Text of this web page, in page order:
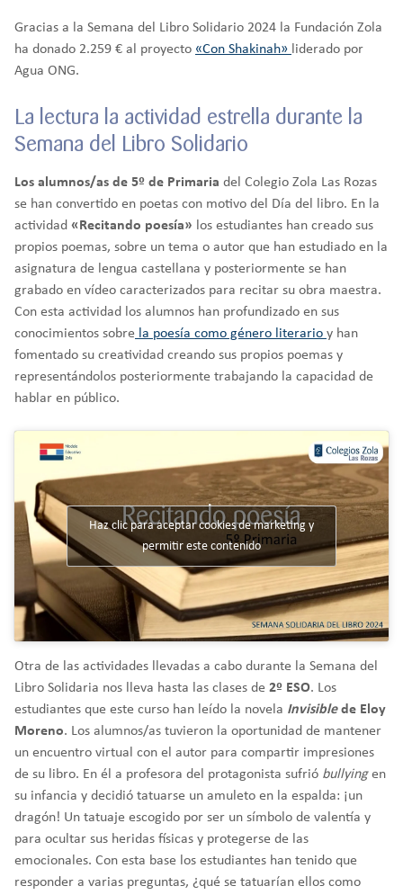
Gracias a la Semana del Libro Solidario 2024 la Fundación Zola
ha donado 2.259 € al proyecto «Con Shakinah» liderado por
Agua ONG.
La lectura la actividad estrella durante la
Semana del Libro Solidario
Los alumnos/as de 5º de Primaria del Colegio Zola Las Rozas
se han convertido en poetas con motivo del Día del libro. En la
actividad «Recitando poesía» los estudiantes han creado sus
propios poemas, sobre un tema o autor que han estudiado en la
asignatura de lengua castellana y posteriormente se han
grabado en vídeo caracterizados para recitar su obra maestra.
Con esta actividad los alumnos han profundizado en sus
conocimientos sobre la poesía como género literario y han
fomentado su creatividad creando sus propios poemas y
representándolos posteriormente trabajando la capacidad de
hablar en público.
Haz clic para aceptar cookies de marketing y
permitir este contenido
Otra de las actividades llevadas a cabo durante la Semana del
Libro Solidaria nos lleva hasta las clases de 2º ESO. Los
estudiantes que este curso han leído la novela Invisiblede Eloy
Moreno. Los alumnos/as tuvieron la oportunidad de mantener
un encuentro virtual con el autor para compartir impresiones
de su libro. En él a profesora del protagonista sufrió bullyingen
su infancia y decidió tatuarse un amuleto en la espalda: ¡un
dragón! Un tatuaje escogido por ser un símbolo de valentía y
para ocultar sus heridas físicas y protegerse de las
emocionales. Con esta base los estudiantes han tenido que
responder a varias preguntas, ¿qué se tatuarían ellos como